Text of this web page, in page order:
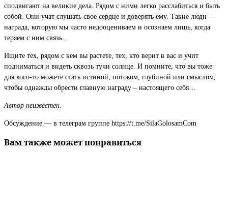
сподвигают на великие дела. Рядом с ними легко расслабиться и быть
собой. Они учат слушать свое сердце и доверять ему. Такие люди —
награда, которую мы часто недооцениваем и осознаем лишь, когда
теряем с ним связь…
Ищите тех, рядом с кем вы растете, тех, кто верит в вас и учит
подниматься и видеть сквозь тучи солнце. И помните, что вы тоже
для кого-то можете стать истиной, потоком, глубиной или смыслом,
чтобы однажды обрести главную награду – настоящего себя…
Автор неизвестен.
Обсуждение — в телеграм группе https://t.me/SilaGolosamCom
Вам также может понравиться